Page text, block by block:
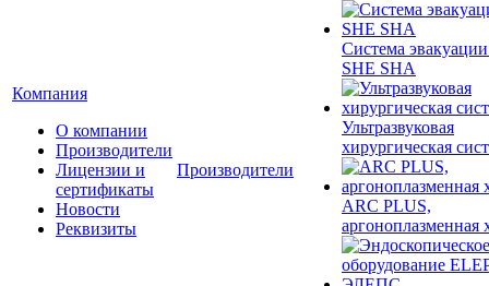
Компания
О компании
Производители
Лицензии и
сертификаты
Новости
Реквизиты
Производители
Система
SHE SHA
Ультразвуковая
хирургическая
ARC PLUS,
аргоноплазменная